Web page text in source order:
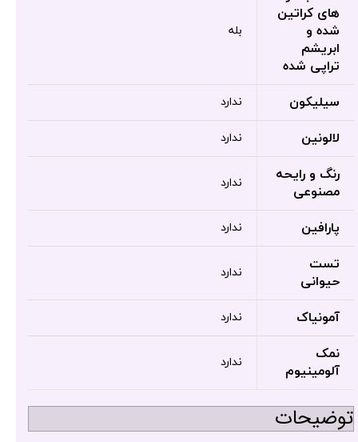
های کراتین
شده و
ابریشم
تراپی شده
بله
سیلیکون ندارد
لالونین ندارد
رنگ و رایحه
مصنوعی
ندارد
پارافین ندارد
تست
حیوانی
ندارد
آمونیاک ندارد
نمک
آلومینیوم
ندارد
توضیحات